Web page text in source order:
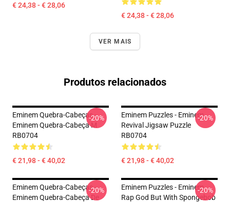
€ 24,38 - € 28,06
€ 24,38 - € 28,06
VER MAIS
Produtos relacionados
Eminem Quebra-Cabeças -
Eminem Quebra-Cabeça M
RB0704
€ 21,98 - € 40,02
-20%
Eminem Puzzles - Eminem
Revival Jigsaw Puzzle
RB0704
€ 21,98 - € 40,02
-20%
Eminem Quebra-Cabeças -
Eminem Quebra-Cabeça De
-20%
Eminem Puzzles - Eminem
Rap God But With Spongebob
-20%